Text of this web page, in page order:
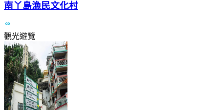
南丫島漁民文化村
觀光遊覽